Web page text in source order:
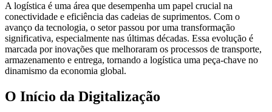
A logística é uma área que desempenha um papel crucial na
conectividade e eficiência das cadeias de suprimentos. Com o
avanço da tecnologia, o setor passou por uma transformação
significativa, especialmente nas últimas décadas. Essa evolução é
marcada por inovações que melhoraram os processos de transporte,
armazenamento e entrega, tornando a logística uma peça-chave no
dinamismo da economia global.
O Início da Digitalização